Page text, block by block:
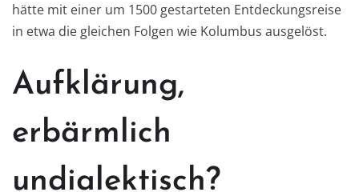
hätte mit einer um 1500 gestarteten Entdeckungsreise
in etwa die gleichen Folgen wie Kolumbus ausgelöst.
Aufklärung,
erbärmlich
undialektisch?